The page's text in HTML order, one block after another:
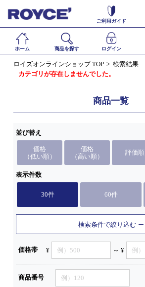
ご利用ガイド
ホーム 商品を探す ログイン
ロイズオンラインショップ TOP
検索結果
カテゴリが存在しませんでした。
商品一覧
並び替え
価格
（低い順）
価格
（高い順）
評価順
表示件数
30件 60件
検索条件で絞り込む
価格帯 ¥ ～ ¥
商品番号